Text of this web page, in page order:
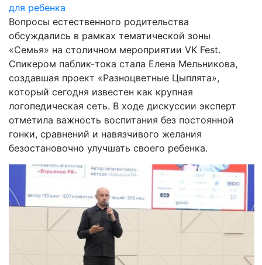
для ребенка
Вопросы естественного родительства
обсуждались в рамках тематической зоны
«Семья» на столичном мероприятии VK Fest.
Спикером паблик-тока стала Елена Мельникова,
создавшая проект «Разноцветные Цыплята»,
который сегодня известен как крупная
логопедическая сеть. В ходе дискуссии эксперт
отметила важность воспитания без постоянной
гонки, сравнений и навязчивого желания
безостановочно улучшать своего ребенка.